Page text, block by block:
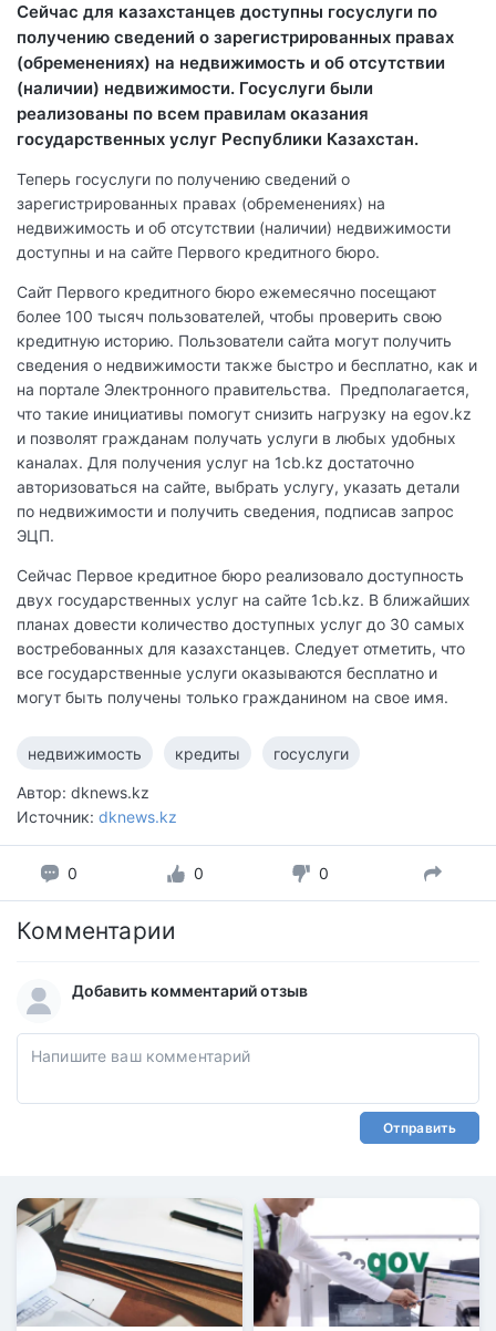
Сейчас для казахстанцев доступны госуслуги по
получению сведений о зарегистрированных правах
(обременениях) на недвижимость и об отсутствии
(наличии) недвижимости. Госуслуги были
реализованы по всем правилам оказания
государственных услуг Республики Казахстан.
Теперь госуслуги по получению сведений о
зарегистрированных правах (обременениях) на
недвижимость и об отсутствии (наличии) недвижимости
доступны и на сайте Первого кредитного бюро.
Сайт Первого кредитного бюро ежемесячно посещают
более 100 тысяч пользователей, чтобы проверить свою
кредитную историю. Пользователи сайта могут получить
сведения о недвижимости также быстро и бесплатно, как и
на портале Электронного правительства. Предполагается,
что такие инициативы помогут снизить нагрузку на egov.kz
и позволят гражданам получать услуги в любых удобных
каналах. Для получения услуг на 1cb.kz достаточно
авторизоваться на сайте, выбрать услугу, указать детали
по недвижимости и получить сведения, подписав запрос
ЭЦП.
Сейчас Первое кредитное бюро реализовало доступность
двух государственных услуг на сайте 1cb.kz. В ближайших
планах довести количество доступных услуг до 30 самых
востребованных для казахстанцев. Следует отметить, что
все государственные услуги оказываются бесплатно и
могут быть получены только гражданином на свое имя.
недвижимость кредиты госуслуги
Автор: dknews.kz
Источник: dknews.kz
0 0 0
Комментарии
Добавить комментарий отзыв
Отправить